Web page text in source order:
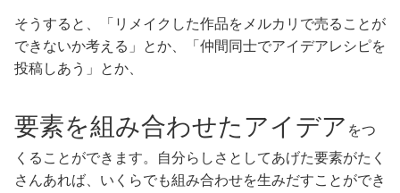
そうすると、「リメイクした作品をメルカリで売ることが
できないか考える」とか、「仲間同士でアイデアレシピを
投稿しあう」とか、
要素を組み合わせたアイデア をつ
くることができます。自分らしさとしてあげた要素がたく
さんあれば、いくらでも組み合わせを生みだすことができ